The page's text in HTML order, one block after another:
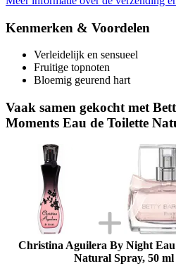
Kenmerken & Voordelen
Verleidelijk en sensueel
Fruitige topnoten
Bloemig geurend hart
Vaak samen gekocht met
Moments Eau de Toilette
Christina Aguilera By Night
Natural Spray, 50 ml